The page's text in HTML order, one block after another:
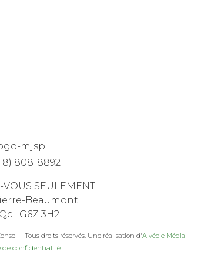
808-8892
VOUS SEULEMENT
Beaumont
G6Z 3H2
- Tous droits réservés. Une réalisation d'Alvéole Média
de confidentialité